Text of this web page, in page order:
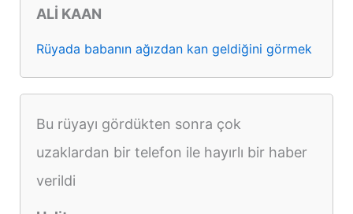
ALİ KAAN
Rüyada babanın ağızdan kan geldiğini görmek
Bu rüyayı gördükten sonra çok
uzaklardan bir telefon ile hayırlı bir haber
verildi